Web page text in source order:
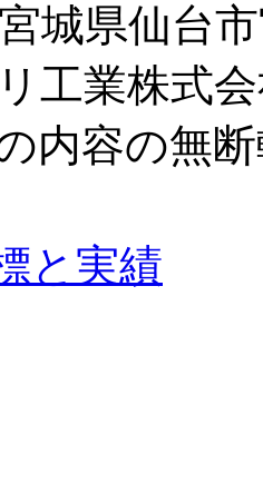
城県仙台
工業株式
内容の無
と実績